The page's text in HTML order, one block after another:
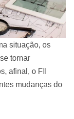
situação, os
tornar
afinal, o FII
mudanças do